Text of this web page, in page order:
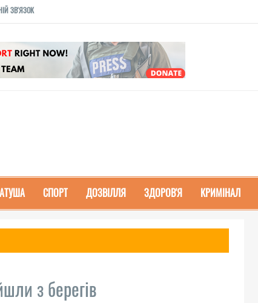
ЗВ'ЯЗОК
СПОРТ ДОЗВІЛЛЯ ЗДОРОВ'Я КРИМІНАЛ
з берегів